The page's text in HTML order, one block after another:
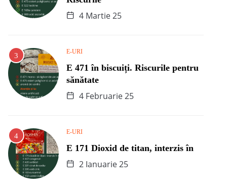
4 Martie 25
E-URI
E 471 în biscuiți. Riscurile pentru
sănătate
4 Februarie 25
E-URI
E 171 Dioxid de titan, interzis în
2 Ianuarie 25